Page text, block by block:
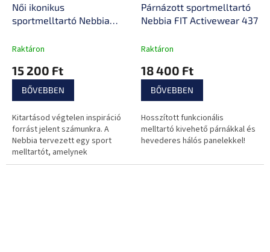
Női ikonikus
sportmelltartó Nebbia
Raktáron
15 200 Ft
BŐVEBBEN
Kitartásod végtelen inspiráció
forrást jelent számunkra. A
Nebbia tervezett egy sport
melltartót, amelynek
köszönhetően teljes mértékben
Párnázott sportmelltartó
Nebbia FIT Activewear 437
Raktáron
18 400 Ft
BŐVEBBEN
Hosszított funkcionális
melltartó kivehető párnákkal és
hevederes hálós panelekkel!